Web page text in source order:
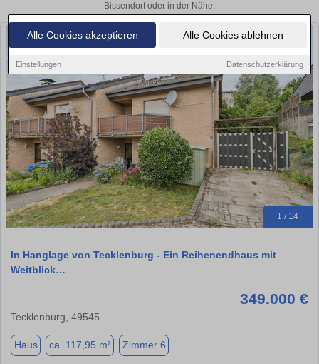
Alle Cookies akzeptieren Alle Cookies ablehnen
Einstellungen Datenschutzerklärung
Bissendorf oder in der Nähe.
1 / 14
In Hanglage von Tecklenburg - Ein Reihenendhaus mit
Weitblick…
349.000 €
Tecklenburg, 49545
Haus ca. 117,95 m² Zimmer 6